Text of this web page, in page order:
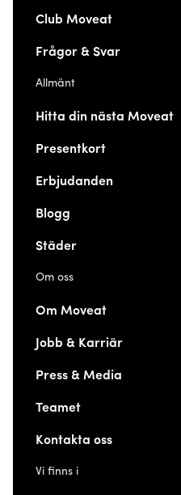
Club Moveat
Frågor & Svar
Allmänt
Hitta din nästa Moveat
Presentkort
Erbjudanden
Blogg
Städer
Om oss
Om Moveat
Jobb & Karriär
Press & Media
Teamet
Kontakta oss
Vi finns i